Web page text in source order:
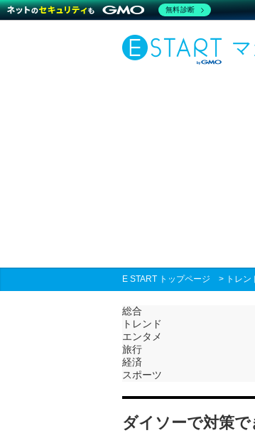
E START トップページ > トレン
総合
トレンド
エンタメ
旅行
経済
スポーツ
ダイソーで対策
無料診断